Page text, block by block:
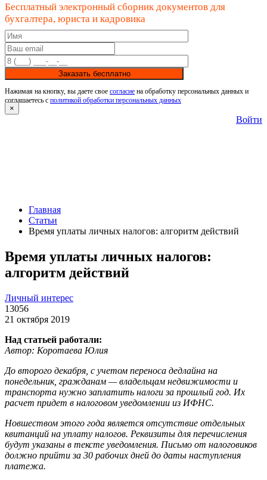
Бесплатный электронный сборник документов для
бухгалтера, юриста и кадровика
Заказать бесплатно
Нажимая на кнопку, вы даете свое согласие на обработку персональных данных и
соглашаетесь с политикой обработки персональных данных
×
Войти
Главная
Статьи
Время уплаты личных налогов: алгоритм действий
Время уплаты личных налогов:
алгоритм действий
Личный интерес
13056
21 октября 2019
Над статьей работали:
Автор: Коротаева Юлия
До второго декабря, с учетом переноса дедлайна на
понедельник, гражданам — владельцам недвижимости и
транспорта нужно заплатить налоги за прошлый год. Их
расчет придет в налоговом уведомлении из ИФНС.
Новшеством этого года является отсутствие отдельных
квитанций на уплату налогов. Реквизиты для перечисления
будут указаны в тексте уведомления. Письмо от налоговиков
должно прийти за 30 рабочих дней до даты наступления
платежа.